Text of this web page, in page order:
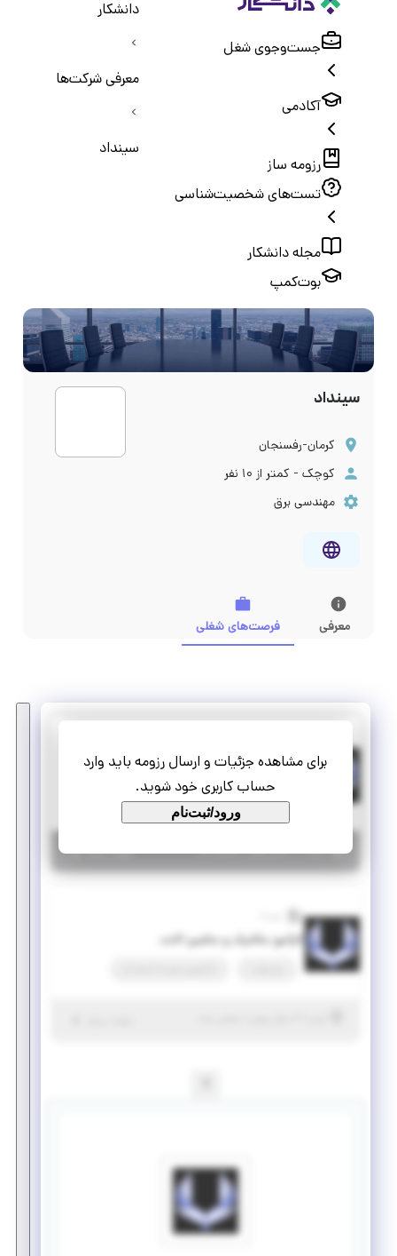
جست‌و‌جوی شغل
آکادمی
رزومه ساز
تست‌های شخصیت‌شناسی
مجله دانشکار
بوت‌کمپ
دانشکار
معرفی شرکت‌ها
سینداد
سینداد
کرمان-رفسنجان
کوچک - کمتر از ۱۰ نفر
مهندسی برق
معرفی فرصت‌های شغلی
برای مشاهده جزئیات و ارسال رزومه باید وارد
حساب کاربری خود شوید.
ورود/ثبت‌نام
کارآموزی برق صنعت
پاره وقت کارآموزی منجر ‌به استخدام
کرمان |۲ سال پیش | منقضی شده جزئیات بیشتر
کارآموز مکانیک و ماشین آلات